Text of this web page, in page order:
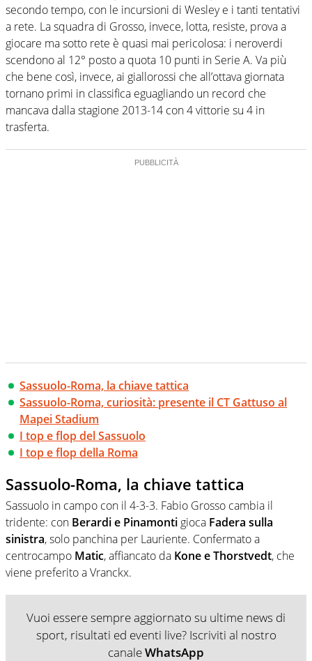
secondo tempo, con le incursioni di Wesley e i tanti tentativi
a rete. La squadra di Grosso, invece, lotta, resiste, prova a
giocare ma sotto rete è quasi mai pericolosa: i neroverdi
scendono al 12° posto a quota 10 punti in Serie A. Va più
che bene così, invece, ai giallorossi che all’ottava giornata
tornano primi in classifica eguagliando un record che
mancava dalla stagione 2013-14 con 4 vittorie su 4 in
trasferta.
Sassuolo-Roma, la chiave tattica
Sassuolo-Roma, curiosità: presente il CT Gattuso al
Mapei Stadium
I top e flop del Sassuolo
I top e flop della Roma
Sassuolo-Roma, la chiave tattica
Sassuolo in campo con il 4-3-3. Fabio Grosso cambia il
tridente: con Berardi e Pinamonti gioca Fadera sulla
sinistra, solo panchina per Lauriente. Confermato a
centrocampo Matic, affiancato da Kone e Thorstvedt, che
viene preferito a Vranckx.
Vuoi essere sempre aggiornato su ultime news di
sport, risultati ed eventi live? Iscriviti al nostro
canaleWhatsApp